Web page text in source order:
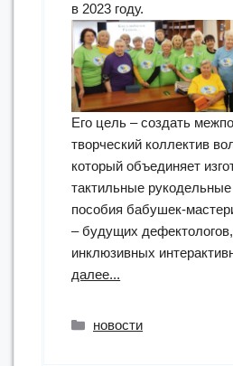
в 2023 году.
Его цель – создать
творческий коллектив
который объединяет
тактильные рукодельные
пособия бабушек-
– будущих дефектологов,
инклюзивных
далее...
Рубрики
новости